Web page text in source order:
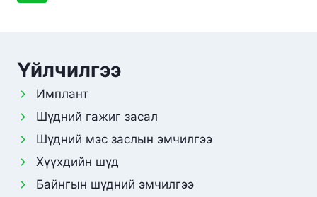
Үйлчилгээ
Имплант
Шүдний гажиг засал
Шүдний мэс заслын эмчилгээ
Хүүхдийн шүд
Байнгын шүдний эмчилгээ